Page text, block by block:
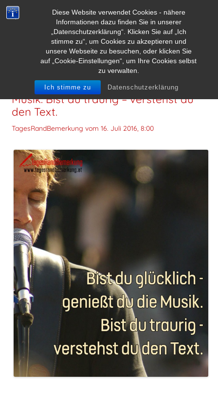
Diese Website verwendet Cookies - nähere
Informationen dazu finden Sie in unserer
„Datenschutzerklärung“. Klicken Sie auf „Ich
stimme zu“, um Cookies zu akzeptieren und
unsere Webseite zu besuchen, oder klicken Sie
auf „Cookie-Einstellungen“, um Ihre Cookies selbst
zu verwalten.
Ich stimme zu Datenschutzerklärung
Bist du glücklich – genießt du die
Musik. Bist du traurig – verstehst du
den Text.
TagesRandBemerkung vom 16. Juli 2016, 8:00